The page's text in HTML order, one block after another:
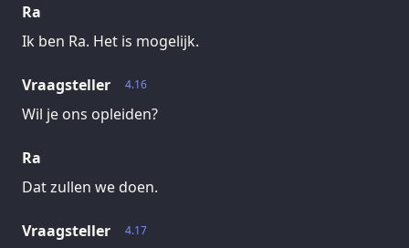
Ra
Ik ben Ra. Het is mogelijk.
4.16
Vraagsteller
Wil je ons opleiden?
Ra
Dat zullen we doen.
4.17
Vraagsteller